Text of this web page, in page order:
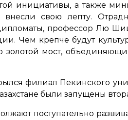
инициативы, а также
свою лепту.
профессор Лю
Чем крепче будут
золотой мост,
филиал Пекинского
были запущены
поступательно